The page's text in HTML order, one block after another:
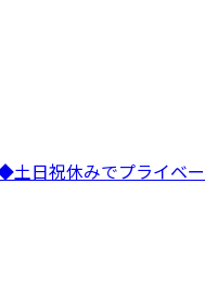
土日祝休みでプライベー